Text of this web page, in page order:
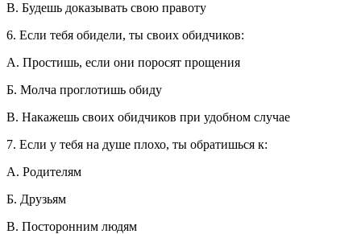
В. Будешь доказывать свою правоту
6. Если тебя обидели, ты своих обидчиков:
А. Простишь, если они поросят прощения
Б. Молча проглотишь обиду
В. Накажешь своих обидчиков при удобном случае
7. Если у тебя на душе плохо, ты обратишься к:
А. Родителям
Б. Друзьям
В. Посторонним людям